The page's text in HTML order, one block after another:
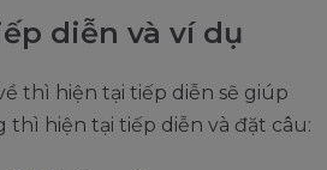
diễn và ví dụ
thì hiện tại tiếp diễn sẽ giúp
hiện tại tiếp diễn và đặt câu: